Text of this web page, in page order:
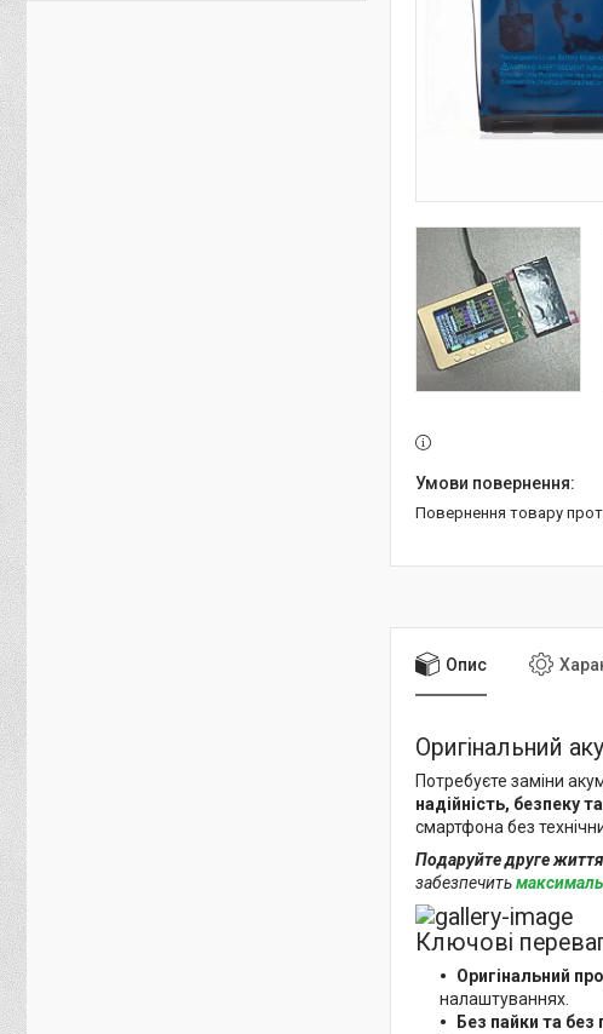
повернення товару
Опис
Оригінальний
Потребуєте заміни
надійність, безпеку
смартфона без
Подаруйте друге
забезпечить
Ключові
Оригінальний
налаштуваннях.
Без пайки та